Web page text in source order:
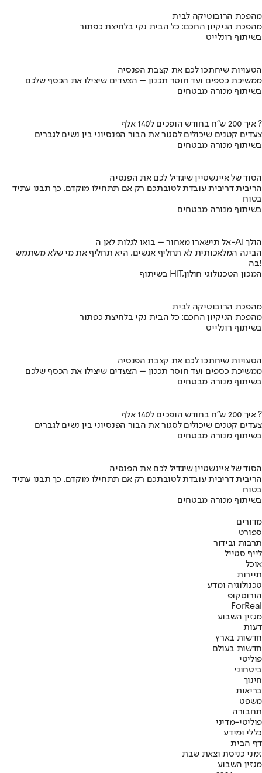
מהפכת הרובוטיקה לבית
מהפכת הניקיון החכם: כל הבית נקי בלחיצת כפתור
בשיתוף רונלייט
הטעויות שיחתכו לכם את קצבת הפנסיה
ממשיכת כספים ועד חוסר תכנון – הצעדים שיצילו את הכסף שלכם
בשיתוף מנורה מבטחים
איך 200 ש"ח בחודש הופכים ל140 אלף ?
צעדים קטנים שיכולים לסגור את הבור הפנסיוני בין נשים לגברים
בשיתוף מנורה מבטחים
הסוד של איינשטיין שיגדיל לכם את הפנסיה
הריבית דריבית עובדת לטובתכם רק אם תתחילו מוקדם. כך תבנו עתיד
בטוח
בשיתוף מנורה מבטחים
אל תישארו מאחור – בואו לגלות לאן ה-AI הולך
הבינה המלאכותית לא תחליף אנשים, היא תחליף את מי שלא משתמש
בה!
בשיתוף HIT,המכון הטכנולוגי חולון
מהפכת הרובוטיקה לבית
מהפכת הניקיון החכם: כל הבית נקי בלחיצת כפתור
בשיתוף רונלייט
הטעויות שיחתכו לכם את קצבת הפנסיה
ממשיכת כספים ועד חוסר תכנון – הצעדים שיצילו את הכסף שלכם
בשיתוף מנורה מבטחים
איך 200 ש"ח בחודש הופכים ל140 אלף ?
צעדים קטנים שיכולים לסגור את הבור הפנסיוני בין נשים לגברים
בשיתוף מנורה מבטחים
הסוד של איינשטיין שיגדיל לכם את הפנסיה
הריבית דריבית עובדת לטובתכם רק אם תתחילו מוקדם. כך תבנו עתיד
בטוח
בשיתוף מנורה מבטחים
מדורים
ספורט
תרבות ובידור
לייף סטייל
אוכל
תיירות
טכנולוגיה ומדע
הורוסקופ
ForReal
מגזין השבוע
דעות
חדשות בארץ
חדשות בעולם
פוליטי
ביטחוני
חינוך
בריאות
משפט
תחבורה
פוליטי-מדיני
כללי ומידע
דף הבית
זמני כניסת וצאת שבת
מגזין השבוע